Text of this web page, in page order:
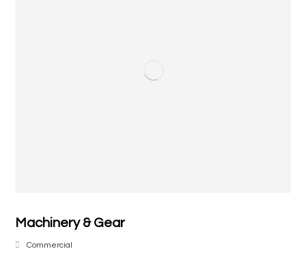
Machinery & Gear
Commercial